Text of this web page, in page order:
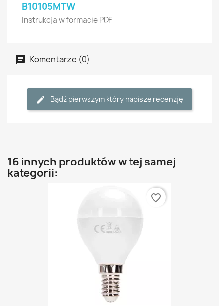
B10105MTW
Instrukcja w formacie PDF
Komentarze (0)
Bądź pierwszym który napisze recenzję
16 innych produktów w tej samej
kategorii:
favorite_border